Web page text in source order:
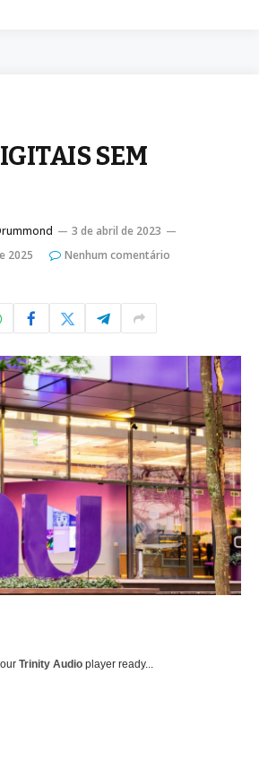
SEM
3 de abril de 2023
2025
Nenhum comentário
Trinity Audio player ready...